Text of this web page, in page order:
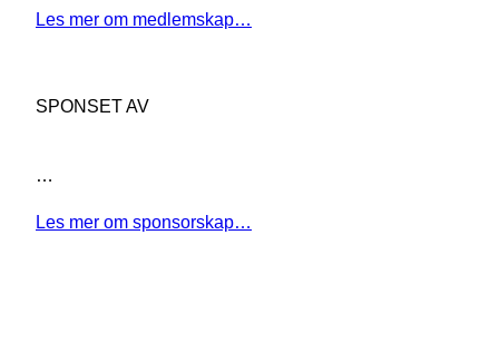
Les mer om medlemskap…
SPONSET AV
…
Les mer om sponsorskap…